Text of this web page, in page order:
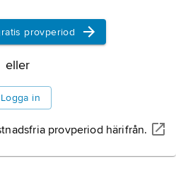
artikeln
provperiod
eller
Logga in
provperiod härifrån.